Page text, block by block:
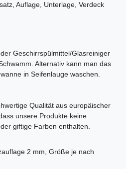
Auflage, Unterlage, Verdeck
Geschirrspülmittel/Glasreiniger
Alternativ kann man das
in Seifenlauge waschen.
Qualität aus europäischer
unsere Produkte keine
giftige Farben enthalten.
2 mm, Größe je nach